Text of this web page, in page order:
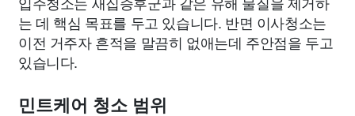
는 데 핵심 목표를 두고 있습니다. 반면 이사청소는
이전 거주자 흔적을 말끔히 없애는데 주안점을 두고
있습니다.
민트케어 청소 범위